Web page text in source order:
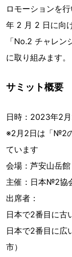
ロモーションを
年 2 月 2 日に向
「No.2 チャレン
に取り組みます。
サミット概要
日時：2023年2
※2月2日は「№2
ています
会場：芦安山岳
主催：日本№2協
出席者：
日本で2番目に古
日本で2番目に広
市）